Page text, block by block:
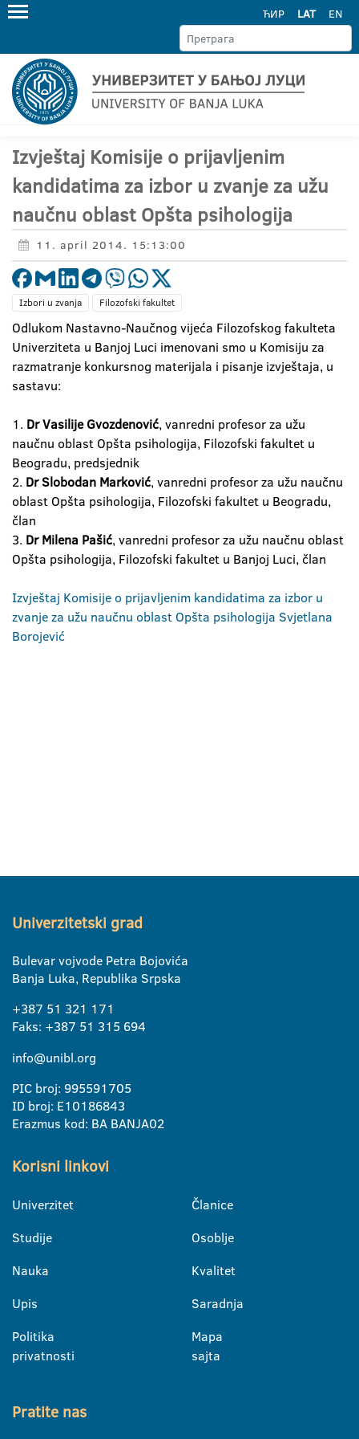
ЋИР LAT EN
Izvještaj Komisije o prijavljenim
kandidatima za izbor u zvanje za užu
naučnu oblast Opšta psihologija
11. april 2014. 15:13:00
Izbori u zvanja Filozofski fakultet
Odlukom Nastavno-Naučnog vijeća Filozofskog fakulteta
Univerziteta u Banjoj Luci imenovani smo u Komisiju za
razmatranje konkursnog materijala i pisanje izvještaja, u
sastavu:
1. Dr Vasilije Gvozdenović, vanredni profesor za užu
naučnu oblast Opšta psihologija, Filozofski fakultet u
Beogradu, predsjednik
2. Dr Slobodan Marković, vanredni profesor za užu naučnu
oblast Opšta psihologija, Filozofski fakultet u Beogradu,
član
3. Dr Milena Pašić, vanredni profesor za užu naučnu oblast
Opšta psihologija, Filozofski fakultet u Banjoj Luci, član
Izvještaj Komisije o prijavljenim kandidatima za izbor u
zvanje za užu naučnu oblast Opšta psihologija Svjetlana
Borojević
Univerzitetski grad
Bulevar vojvode Petra Bojovića
Banja Luka, Republika Srpska
+387 51 321 171
Faks: +387 51 315 694
info@unibl.org
PIC broj: 995591705
ID broj: E10186843
Erazmus kod: BA BANJA02
Korisni linkovi
Univerzitet
Studije
Nauka
Upis
Politika
privatnosti
Članice
Osoblje
Kvalitet
Saradnja
Mapa
sajta
Pratite nas